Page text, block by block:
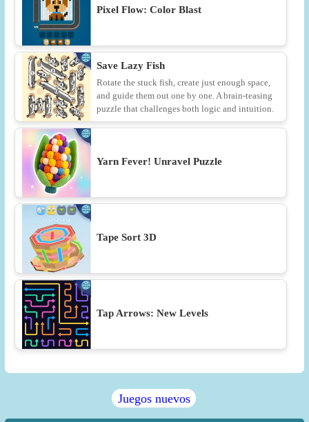
Pixel Flow: Color Blast
Save Lazy Fish
Rotate the stuck fish, create just enough space,
and guide them out one by one. A brain-teasing
puzzle that challenges both logic and intuition.
Yarn Fever! Unravel Puzzle
Tape Sort 3D
Tap Arrows: New Levels
Juegos nuevos